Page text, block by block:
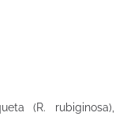
(R. rubiginosa),